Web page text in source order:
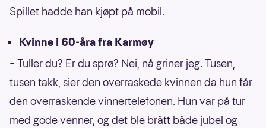
Spillet hadde han kjøpt på mobil.
Kvinne i 60-åra fra Karmøy
– Tuller du? Er du sprø? Nei, nå griner jeg. Tusen,
tusen takk, sier den overraskede kvinnen da hun får
den overraskende vinnertelefonen. Hun var på tur
med gode venner, og det ble brått både jubel og